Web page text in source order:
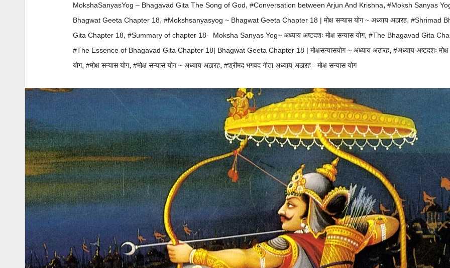
MokshaSanyasYog – Bhagavad Gita The Song of God, #Conversation between Arjun And Krishna, #Moksh Sanyas
Bhagwat Geeta Chapter 18, #Mokshsanyasyog ~ Bhagwat Geeta Chapter 18 | मोक्ष सन्यास योग ~ अध्याय अठारह, #Shrimad
Gita Chapter 18, #Summary of chapter 18- Moksha Sanyas Yog~ अध्याय अष्टदशः मोक्ष सन्यास योग, #The Bhagavad Gita
#The Essence of Bhagavad Gita Chapter 18| Bhagwat Geeta Chapter 18 | मोक्षसन्यासयोग ~ अध्याय अठारह, #अध्याय अष्टदशः
योग, #मोक्ष सन्यास योग, #मोक्ष सन्यास योग ~ अध्याय अठारह, #श्रीमद भगवद गीता अध्याय अठारह - मोक्ष सन्यास योग